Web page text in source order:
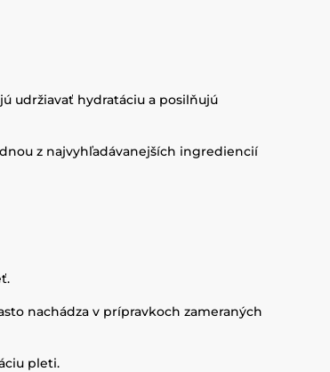
udržiavať hydratáciu a posilňujú
z najvyhľadávanejších ingrediencií
nachádza v prípravkoch zameraných
pleti.